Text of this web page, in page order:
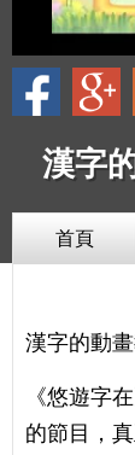
漢字
首頁
漢字的動
《悠遊字
的節目，